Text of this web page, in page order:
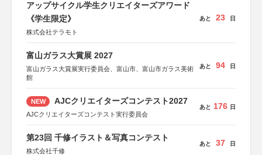
アップサイクル学生クリエイターズアワード
《学生限定》
株式会社テラモト
あと 23 日
富山ガラス大賞展 2027
富山ガラス大賞展実行委員会、富山市、富山市ガラス美術
館
あと 94 日
NEW AJCクリエイターズコンテスト2027
AJCクリエイターズコンテスト実行委員会
あと 176 日
第23回 千修イラスト＆写真コンテスト
株式会社千修
あと 37 日